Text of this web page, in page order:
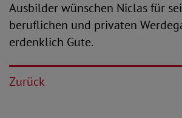
Ausbilder wünschen Niclas für
beruflichen und privaten
erdenklich Gute.
Zurück